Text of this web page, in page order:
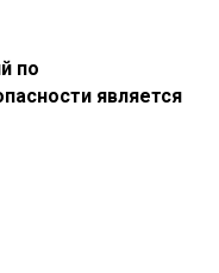
по
является